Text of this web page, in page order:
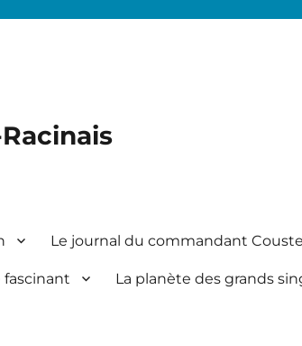
Le journal du commandant
fascinant La planète des grands